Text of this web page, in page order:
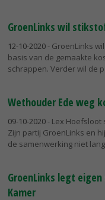
GroenLinks wil
12-10-2020- GroenLinks
basis van de gemaakte
schrappen. Verder wil de
Wethouder Ede weg
09-10-2020- Lex Hoefsloot
Zijn partij GroenLinks en
de samenwerking niet
GroenLinks legt
Kamer